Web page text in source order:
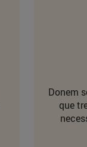
Donem
que